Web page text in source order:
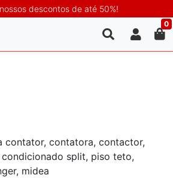
descontos de até 50%!
0
contator, contatora, contactor,
split, piso teto,
midea